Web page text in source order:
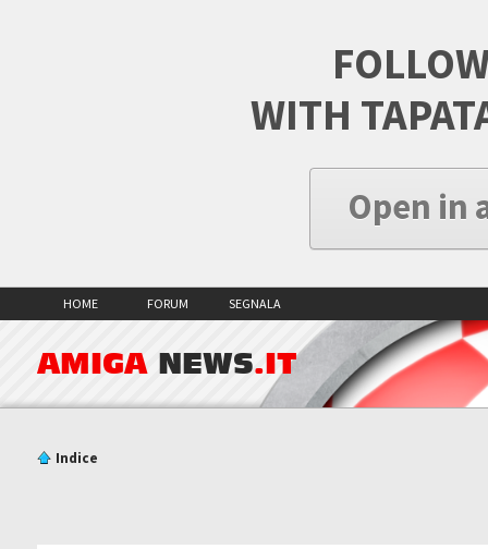
WITH
Open in
HOME FORUM SEGNALA
AMIGA NEWS.IT
Indice